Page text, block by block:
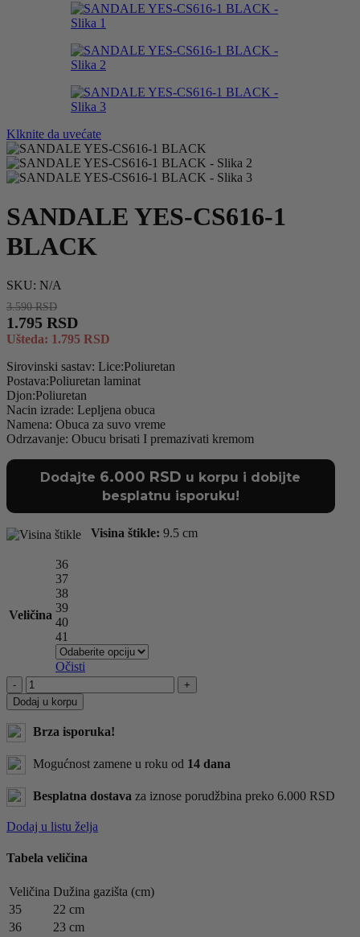
Klknite da uvećate
SANDALE YES-CS616-1
BLACK
SKU: N/A
3.590RSD
1.795 RSD
Ušteda: 1.795 RSD
Sirovinski sastav: Lice:Poliuretan
Postava:Poliuretan laminat
Djon:Poliuretan
Nacin izrade: Lepljena obuca
Namena: Obuca za suvo vreme
Odrzavanje: Obucu brisati I premazivati kremom
Dodajte 6.000 RSD u korpu i dobijte
besplatnu isporuku!
Visina štikle: 9.5 cm
Veličina
36
37
38
39
40
41
Očisti
SANDALE
YES-
CS616-
1
BLACK
količina
Dodaj u korpu
Brza isporuka!
Mogućnost zamene u roku od 14 dana
Besplatna dostava za iznose porudžbina preko 6.000 RSD
Dodaj u listu želja
Tabela veličina
Veličina Dužina gazišta (cm)
35
22 cm
36
23 cm